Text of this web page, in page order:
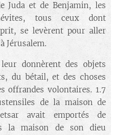
Juda et de Benjamin, les
tous ceux dont
se levèrent pour aller
Jérusalem.
donnèrent des objets
du bétail, et des choses
offrandes volontaires. 1.7
de la maison de
avait emportés de
la maison de son dieu